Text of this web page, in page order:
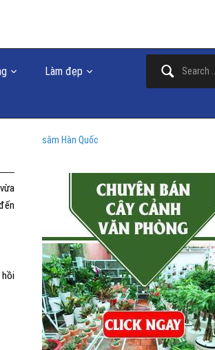
Làm đẹp
sâm Hàn Quốc